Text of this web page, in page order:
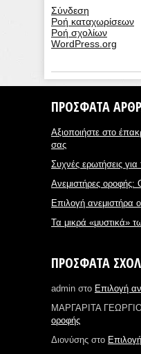
Σύνδεση
Ροή καταχωρίσεων
Ροή σχολίων
WordPress.org
ΠΡΌΣΦΑΤΑ
Αξιοποιήστε στο
σας
Συχνές ερωτήσεις
Ανεμιστήρες οροφής:
Επιλογή ανεμιστήρα
Τα μικρά «μυστικά»
ΠΡΌΣΦΑΤΑ
admin στο Επιλογή
ΜΑΡΓΑΡΙΤΑ
οροφής
Διονύσης στο